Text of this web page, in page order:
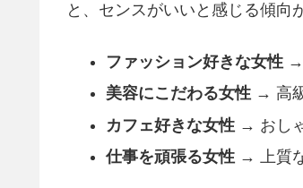
と、センスがいいと感じる傾向
ファッション好きな女性→
美容にこだわる女性→ 高級
カフェ好きな女性→ おしゃ
仕事を頑張る女性→ 上質